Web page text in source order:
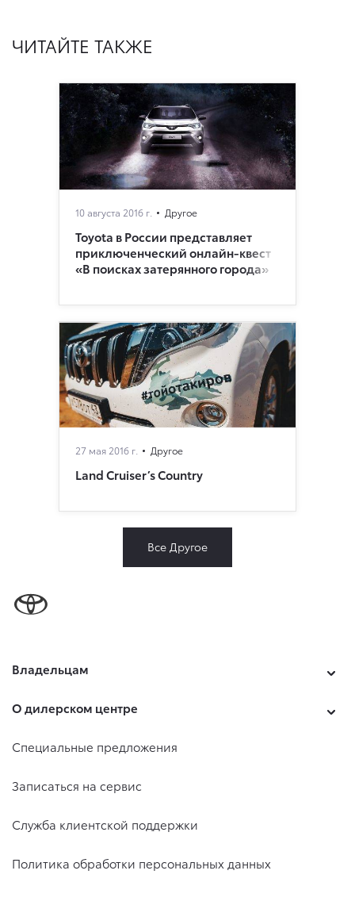
ЧИТАЙТЕ ТАКЖЕ
10 августа 2016 г. Другое
Toyota в России представляет
приключенческий онлайн-квест
«В поисках затерянного города»
27 мая 2016 г. Другое
Land Cruiser’s Country
Все Другое
Владельцам
О дилерском центре
Специальные предложения
Записаться на сервис
Служба клиентской поддержки
Политика обработки персональных данных